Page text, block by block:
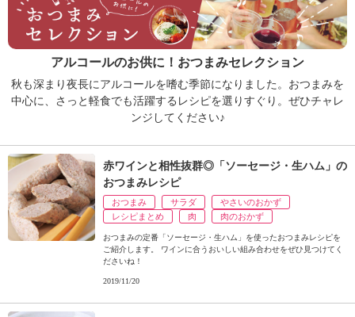
け
よ
う
。
N
H
K
ュ
ケ
ー
ョ
ナ
み
アルコールのお供に！おつまみセレクション
秋も深まり夜長にアルコールを嗜む季節になりました。おつまみを
中心に、さっと軽食でも活躍するレシピを選りすぐり。ぜひチャレ
ンジしてください♪
赤ワインと相性抜群◎「ソーセージ・生ハム」の
おつまみレシピ
おつまみ サラダ
やさいのおかず
レシピまとめ
肉 肉のおかず
おつまみの定番「ソーセージ・生ハム」を使ったおつまみレシピを
ご紹介します。 ワインに合うおいしい組み合わせをぜひ見つけてく
ださいね！
2019/11/20